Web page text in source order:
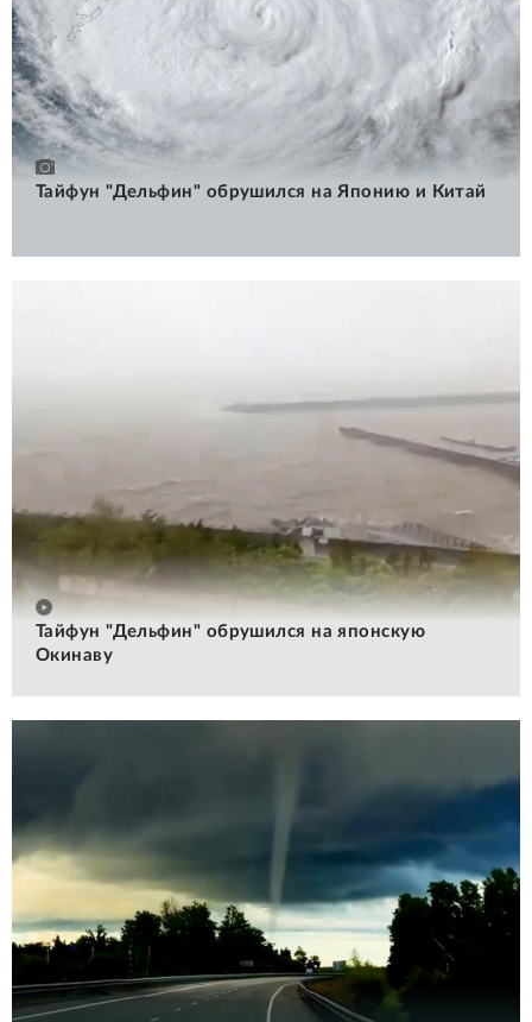
Тайфун "Дельфин" обрушился на Японию и Китай
Тайфун "Дельфин" обрушился на японскую
Окинаву